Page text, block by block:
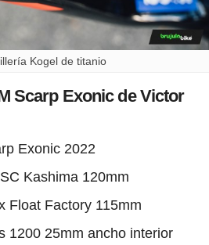
Kogel de titanio
Scarp Exonic de Victor
Exonic 2022
Kashima 120mm
Float Factory 115mm
1200 25mm ancho interior